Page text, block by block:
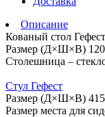
Описание
Кованый стол
Размер (Д×Ш×В)
Столешница –
Стул Гефест
Размер (Д×Ш×В)
Размер места для